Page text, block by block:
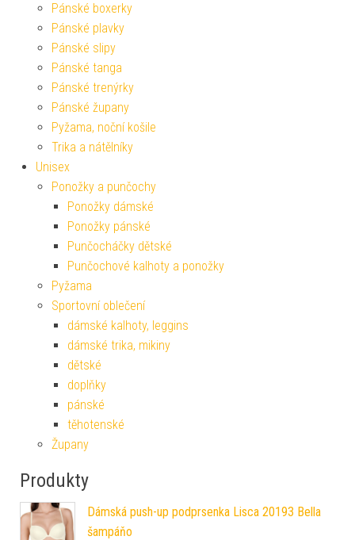
Pánské boxerky
Pánské plavky
Pánské slipy
Pánské tanga
Pánské trenýrky
Pánské župany
Pyžama, noční košile
Trika a nátělníky
Unisex
Ponožky a punčochy
Ponožky dámské
Ponožky pánské
Punčocháčky dětské
Punčochové kalhoty a ponožky
Pyžama
Sportovní oblečení
dámské kalhoty, leggins
dámské trika, mikiny
dětské
doplňky
pánské
těhotenské
Župany
Produkty
Dámská push-up podprsenka Lisca 20193 Bella
šampáňo